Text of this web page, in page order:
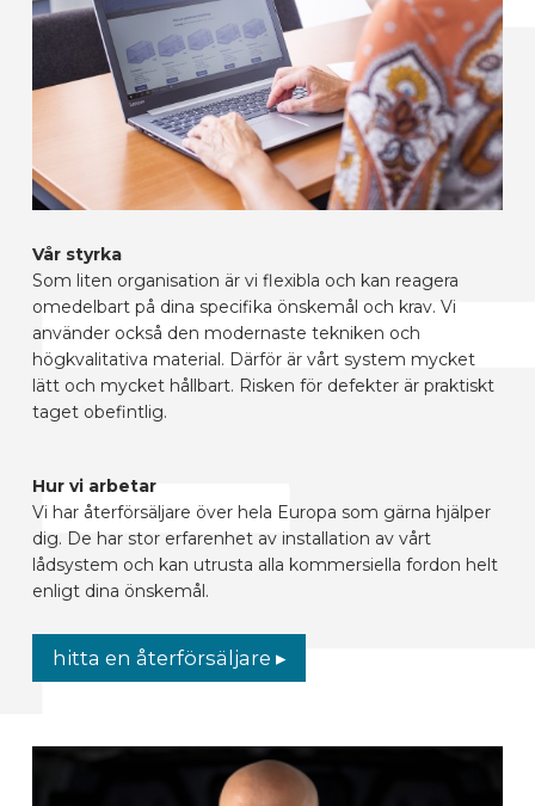
Vår styrka
Som liten organisation är vi flexibla och kan reagera
omedelbart på dina specifika önskemål och krav. Vi
använder också den modernaste tekniken och
högkvalitativa material. Därför är vårt system mycket
lätt och mycket hållbart. Risken för defekter är praktiskt
taget obefintlig.
Hur vi arbetar
Vi har återförsäljare över hela Europa som gärna hjälper
dig. De har stor erfarenhet av installation av vårt
lådsystem och kan utrusta alla kommersiella fordon helt
enligt dina önskemål.
hitta en återförsäljare ▸